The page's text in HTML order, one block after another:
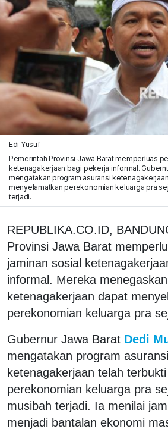
Edi Yusuf
Pemerintah Provinsi Jawa Barat memperluas
ketenagakerjaan bagi pekerja informal.
mengatakan program asuransi
menyelamatkan perekonomian keluarga pra
terjadi.
REPUBLIKA.CO.ID,
Provinsi Jawa Barat
jaminan sosial
informal. Mereka
ketenagakerjaan dapat
perekonomian keluarga pra
Gubernur Jawa Barat Dedi
mengatakan program asuransi
ketenagakerjaan telah
perekonomian keluarga pra
musibah terjadi. Ia menilai
menjadi bantalan ekonomi